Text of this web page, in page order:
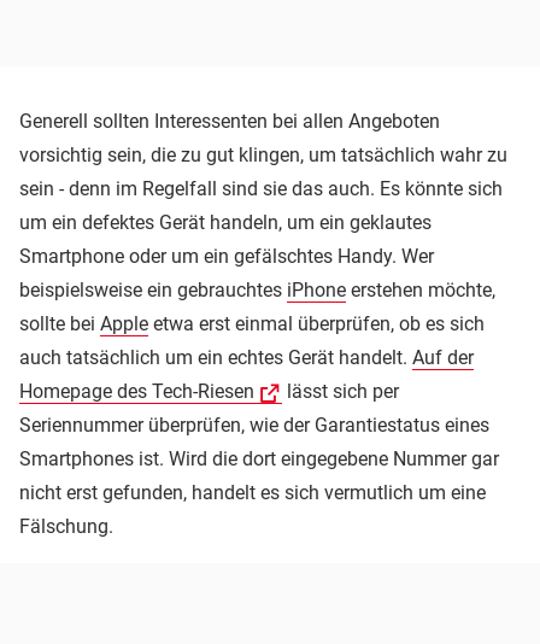
Generell sollten Interessenten bei allen Angeboten
vorsichtig sein, die zu gut klingen, um tatsächlich wahr zu
sein - denn im Regelfall sind sie das auch. Es könnte sich
um ein defektes Gerät handeln, um ein geklautes
Smartphone oder um ein gefälschtes Handy. Wer
beispielsweise ein gebrauchtes iPhone erstehen möchte,
sollte bei Apple etwa erst einmal überprüfen, ob es sich
auch tatsächlich um ein echtes Gerät handelt. Auf der
Homepage des Tech-Riesen
lässt sich per
Seriennummer überprüfen, wie der Garantiestatus eines
Smartphones ist. Wird die dort eingegebene Nummer gar
nicht erst gefunden, handelt es sich vermutlich um eine
Fälschung.